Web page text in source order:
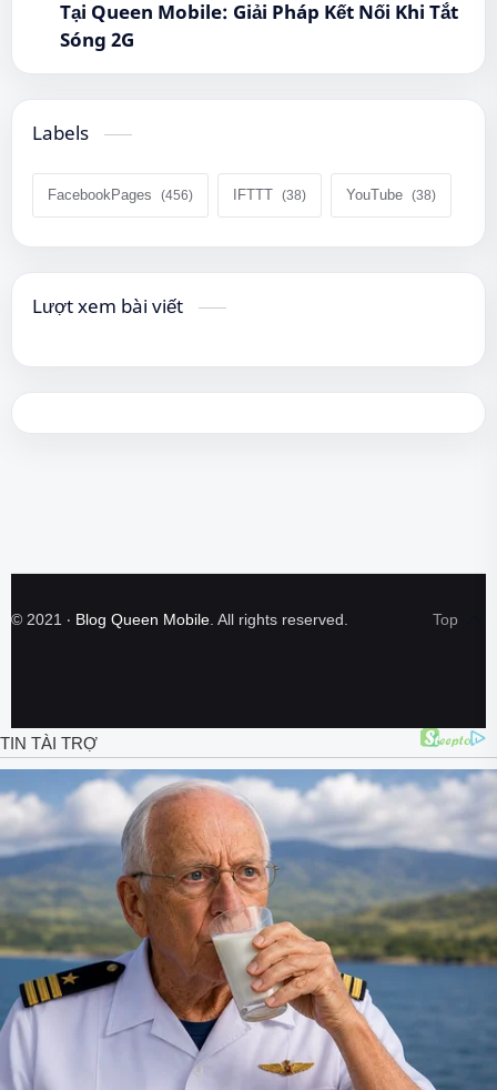
Tại Queen Mobile: Giải Pháp Kết Nối Khi Tắt
Sóng 2G
Labels
FacebookPages IFTTT YouTube
Lượt xem bài viết
© 2021 ‧ Blog Queen Mobile. All rights reserved.